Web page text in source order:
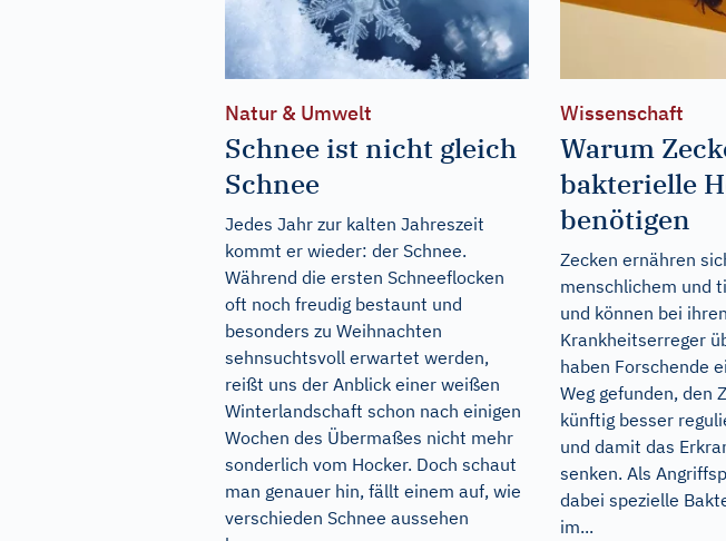
Natur & Umwelt
Schnee ist nicht gleich
Schnee
Jedes Jahr zur kalten Jahreszeit
kommt er wieder: der Schnee.
Während die ersten Schneeflocken
oft noch freudig bestaunt und
besonders zu Weihnachten
sehnsuchtsvoll erwartet werden,
reißt uns der Anblick einer weißen
Winterlandschaft schon nach einigen
Wochen des Übermaßes nicht mehr
sonderlich vom Hocker. Doch schaut
man genauer hin, fällt einem auf, wie
verschieden Schnee aussehen
Wissenschaft
Warum
bakterielle
benötigen
Zecken ernähren
menschlichem und
und können bei
Krankheitserreger
haben Forschende
Weg gefunden, den
künftig besser
und damit das
senken. Als
dabei spezielle
im...